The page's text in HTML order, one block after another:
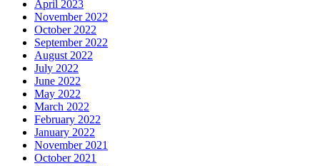
April 2023
November 2022
October 2022
September 2022
August 2022
July 2022
June 2022
May 2022
March 2022
February 2022
January 2022
November 2021
October 2021